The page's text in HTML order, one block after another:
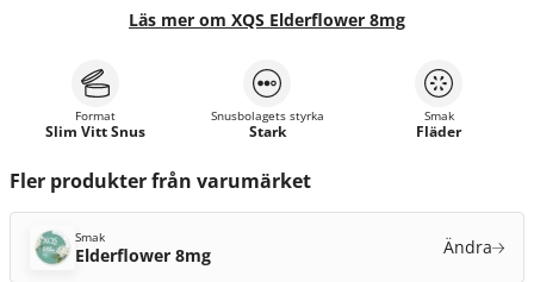
Läs mer om XQS Elderflower 8mg
Format
Slim Vitt Snus
Snusbolagets styrka
Stark
Smak
Fläder
Fler produkter från varumärket
Smak
Elderflower 8mg Ändra